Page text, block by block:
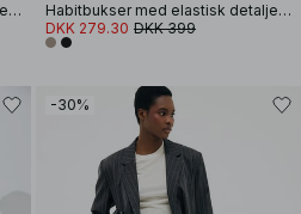
Habitbukser med elastisk detalje og lav talje
Habitbukser med elastisk detalje og lav talje
DKK 279.30 DKK 399
-30%